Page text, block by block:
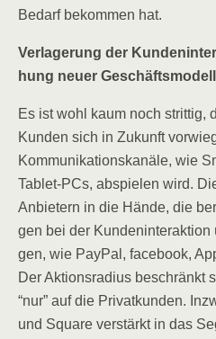
Bedarf bekom­men hat.
Ver­la­ge­rung der
hung neu­er
Es ist wohl kaum noch strit­tig,
Kun­den sich in Zukunft
Kom­mu­ni­ka­ti­ons­ka­nä­le, wie
Tablet-PCs, abspie­len wird.
Anbie­tern in die Hän­de, die
gen bei der
gen, wie Pay­Pal, face­book,
Der Akti­ons­ra­di­us beschränkt
“nur” auf die Pri­vat­kun­den.
und Squa­re ver­stärkt in das